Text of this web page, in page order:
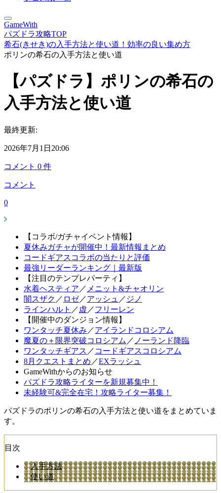
GameWith
パズドラ攻略TOP
希石(きせき)の入手方法と使い道！効率の良い集め方
ポリンの希石の入手方法と使い道
【パズドラ】ポリンの希石の
入手方法と使い道
最終更新:
2026年7月1日20:06
コメント 0 件
コメント
0
【コラボ/ガチャイベント情報】
夏休みガチャが開催中！最新情報まとめ
コードギアスコラボの当たりと評価
最強リーダーランキング｜最新版
【注目のテンプレパーティ】
水着ヘスティア ／ メニット&チャオリン
闇スザク ／ ロゼ／アッシュ ／ ジノ
ラインハルト ／ 虚 ／フリーレン
【開催中のダンジョン情報】
ワンタッチ夏休み ／アイランドコロシアム
魔夏の＋限界突破コロシアム ／ ノーランド降臨
ワンタッチギアス ／ コードギアスコロシアム
8月クエストまとめ ／EXラッシュ
GameWithからのお知らせ
パズドラ攻略ライターを新規募集中！
未経験可&完全在宅！攻略ライター募集！
パズドラのポリンの希石の入手方法と使い道をまとめていま
す。
目次
入手方法
使い道